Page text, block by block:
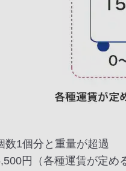
数1個分と重量が超過
円（各種運賃が定め